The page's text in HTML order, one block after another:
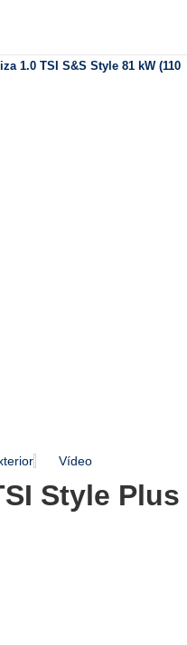
1.0 TSI S&S Style 81 kW (110
Vídeo
Style Plus